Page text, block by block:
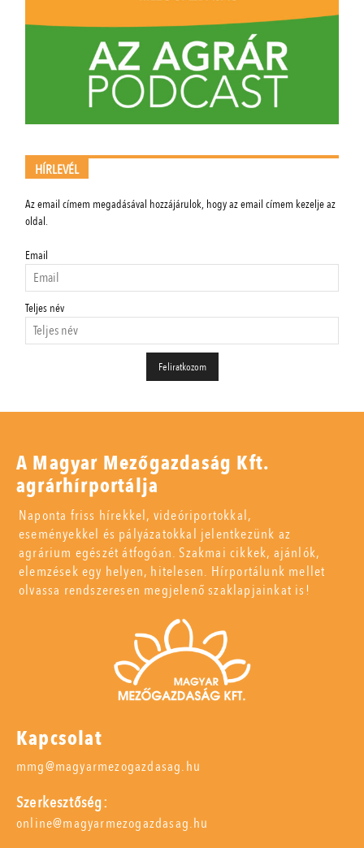
HÍRLEVÉL
Az email címem megadásával hozzájárulok, hogy az email címem kezelje az
oldal.
Email
Teljes név
A Magyar Mezőgazdaság Kft.
agrárhírportálja
Naponta friss hírekkel, videóriportokkal,
eseményekkel és pályázatokkal jelentkezünk az
agrárium egészét átfogóan. Szakmai cikkek, ajánlók,
elemzések egy helyen, hitelesen. Hírportálunk mellet
olvassa rendszeresen megjelenő szaklapjainkat is!
Kapcsolat
mmg@magyarmezogazdasag.hu
Szerkesztőség:
online@magyarmezogazdasag.hu